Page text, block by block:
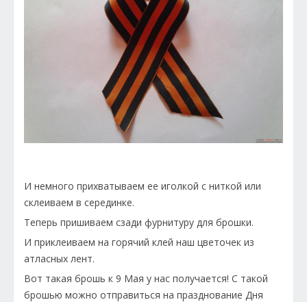
И немного прихватываем ее иголкой с ниткой или
склеиваем в серединке.
Теперь пришиваем сзади фурнитуру для брошки.
И приклеиваем на горячий клей наш цветочек из
атласных лент.
Вот такая брошь к 9 Мая у нас получается! С такой
брошью можно отправиться на празднование Дня